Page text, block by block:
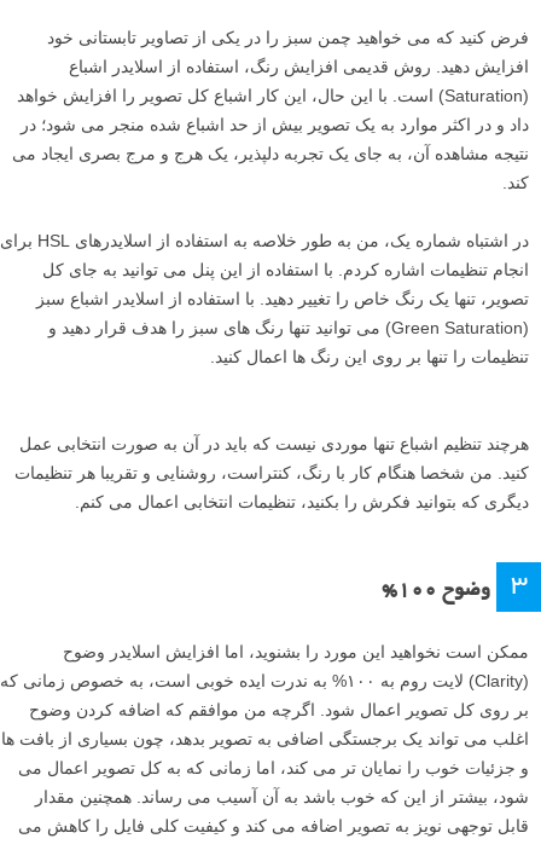
فرض کنید که می خواهید چمن سبز را در یکی از تصاویر تابستانی خود
افزایش دهید. روش قدیمی افزایش رنگ، استفاده از اسلایدر اشباع
(Saturation) است. با این حال، این کار اشباع کل تصویر را افزایش خواهد
داد و در اکثر موارد به یک تصویر بیش از حد اشباع شده منجر می شود؛ در
نتیجه مشاهده آن، به جای یک تجربه دلپذیر، یک هرج و مرج بصری ایجاد می
کند.
در اشتباه شماره یک، من به طور خلاصه به استفاده از اسلایدرهای HSL برای
انجام تنظیمات اشاره کردم. با استفاده از این پنل می توانید به جای کل
تصویر، تنها یک رنگ خاص را تغییر دهید. با استفاده از اسلایدر اشباع سبز
(Green Saturation) می توانید تنها رنگ های سبز را هدف قرار دهید و
تنظیمات را تنها بر روی این رنگ ها اعمال کنید.